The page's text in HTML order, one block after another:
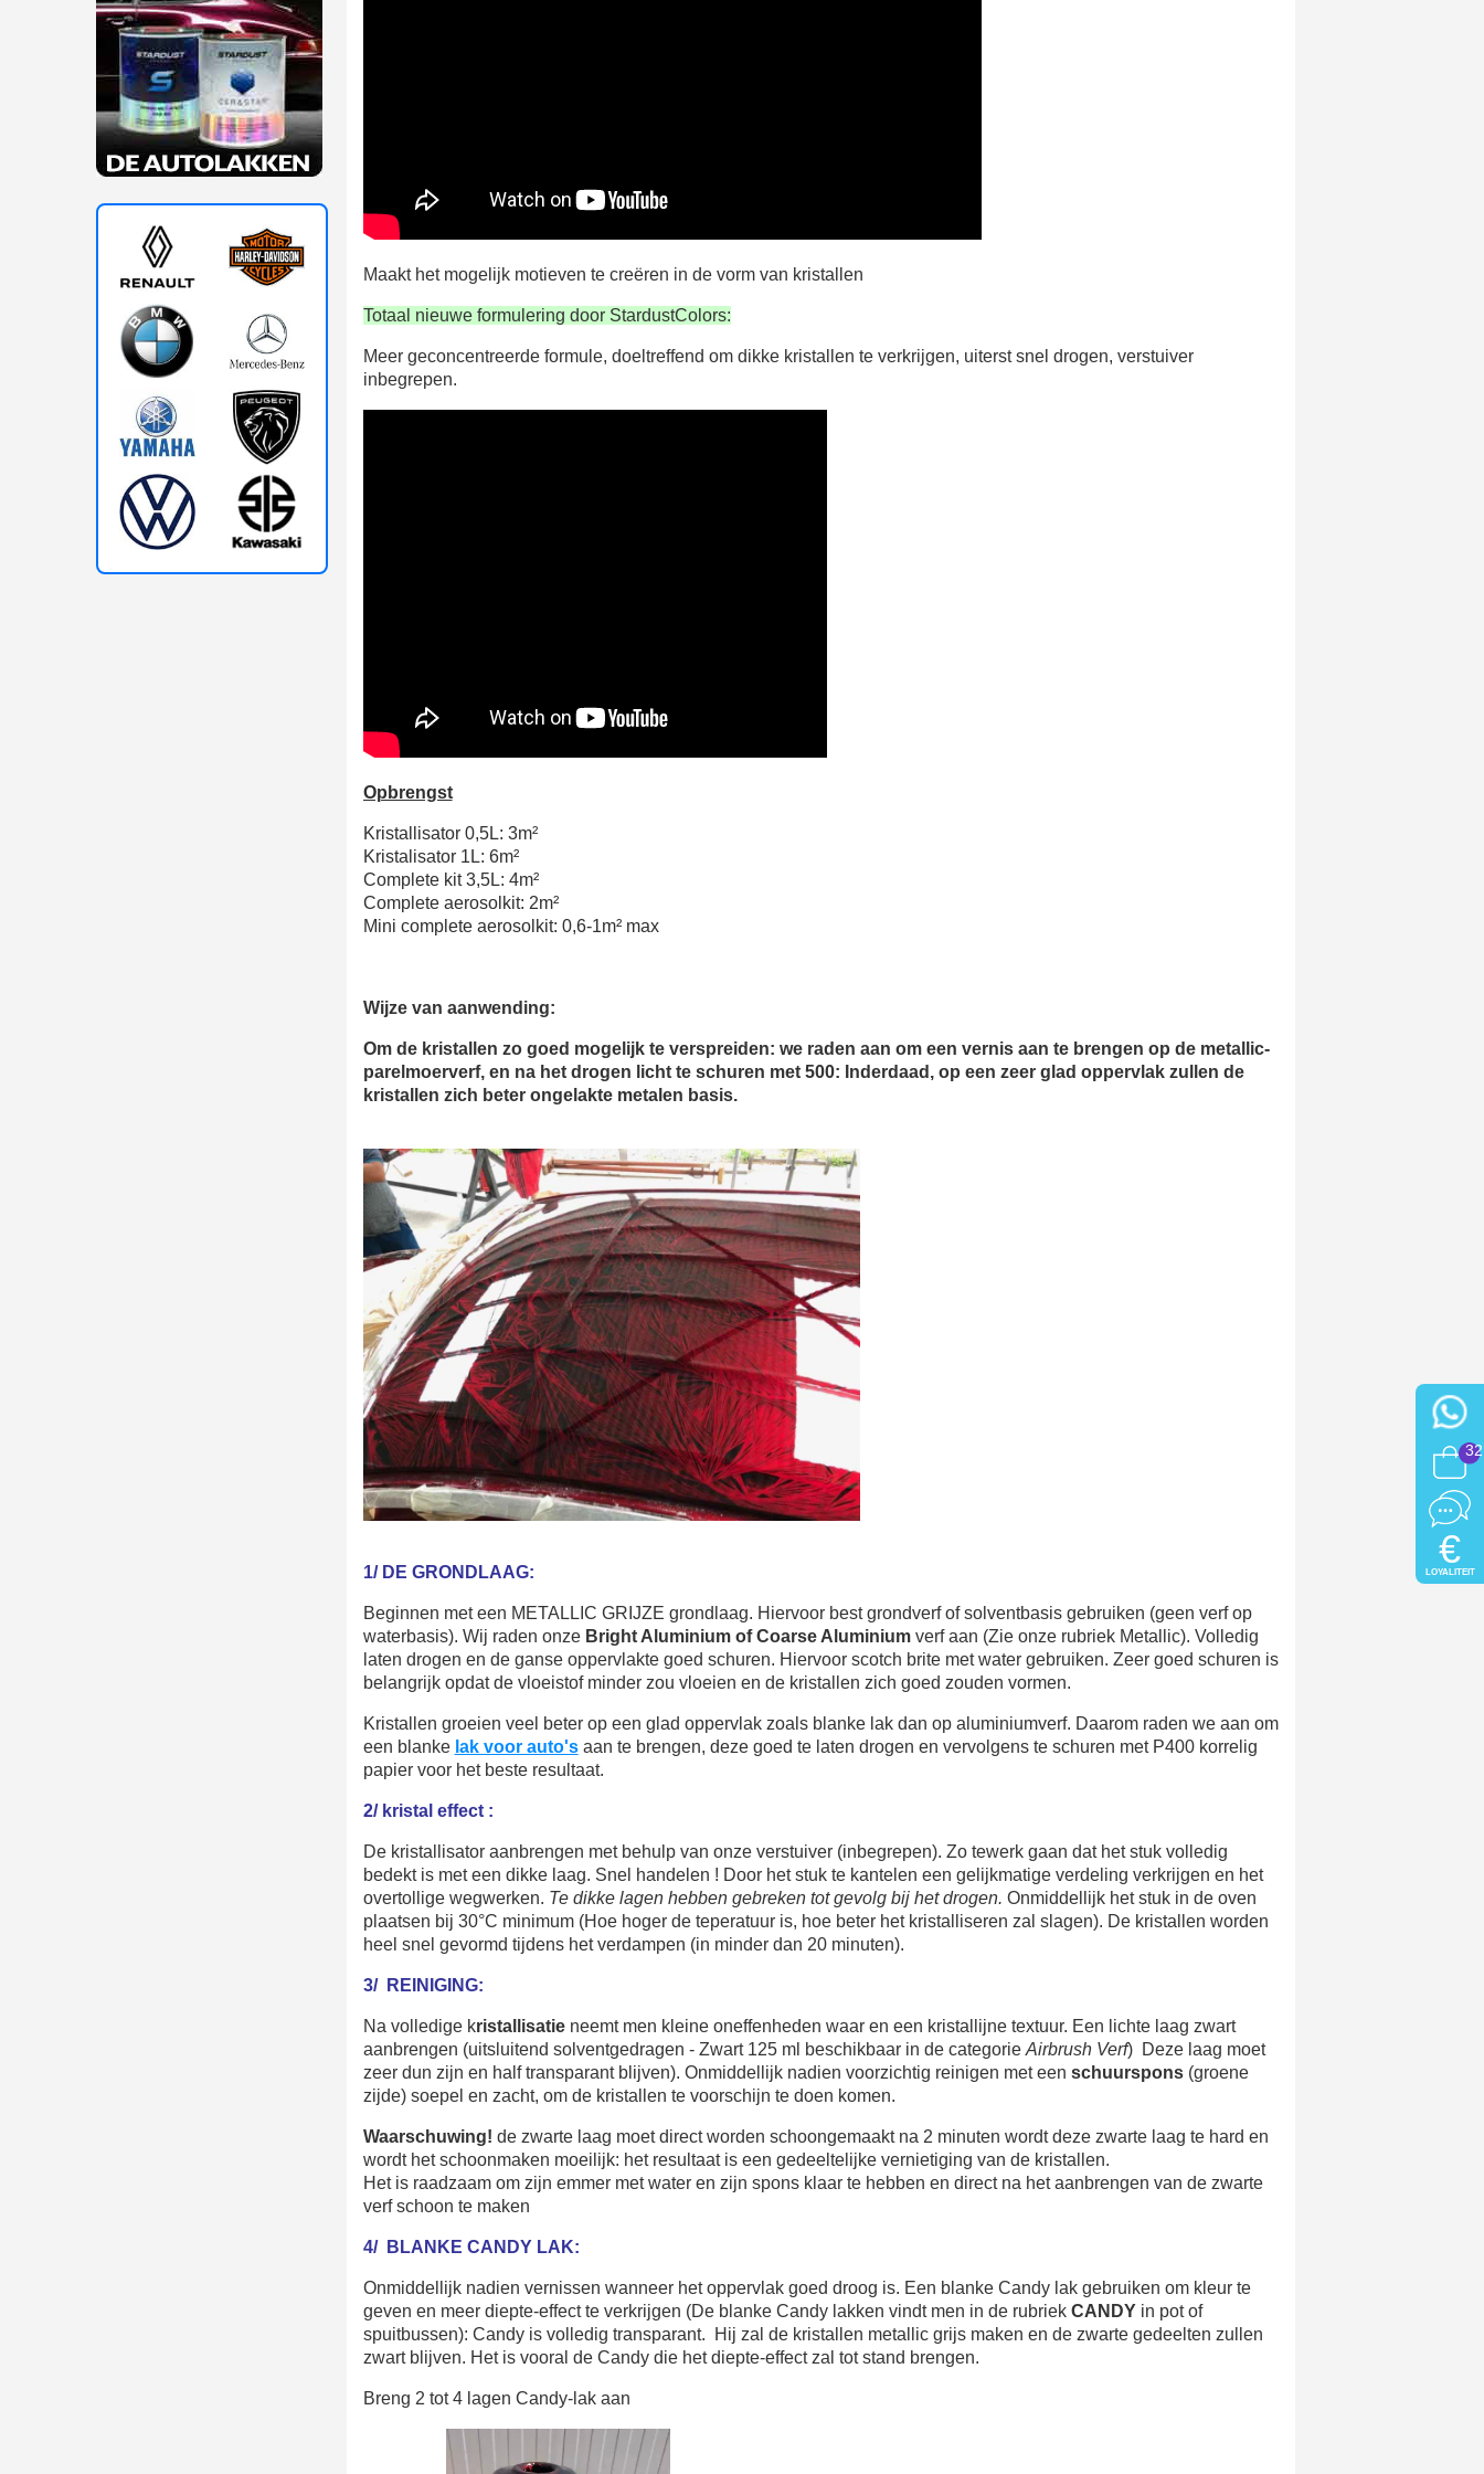
Maakt het mogelijk motieven te creëren in de vorm van kristallen
Totaal nieuwe formulering door StardustColors:
Meer geconcentreerde formule, doeltreffend om dikke kristallen te verkrijgen, uiterst snel drogen, verstuiver
inbegrepen.
Opbrengst
Kristallisator 0,5L: 3m²
Kristalisator 1L: 6m²
Complete kit 3,5L: 4m²
Complete aerosolkit: 2m²
Mini complete aerosolkit: 0,6-1m² max
Wijze van aanwending:
Om de kristallen zo goed mogelijk te verspreiden: we raden aan om een ​​vernis aan te brengen op de metallic-
parelmoerverf, en na het drogen licht te schuren met 500: Inderdaad, op een zeer glad oppervlak zullen de
kristallen zich beter ongelakte metalen basis.
1/ DE GRONDLAAG:
Beginnen met een METALLIC GRIJZE grondlaag. Hiervoor best grondverf of solventbasis gebruiken (geen verf op
waterbasis). Wij raden onze Bright Aluminium of Coarse Aluminium verf aan (Zie onze rubriek Metallic). Volledig
laten drogen en de ganse oppervlakte goed schuren. Hiervoor scotch brite met water gebruiken. Zeer goed schuren is
belangrijk opdat de vloeistof minder zou vloeien en de kristallen zich goed zouden vormen.
Kristallen groeien veel beter op een glad oppervlak zoals blanke lak dan op aluminiumverf. Daarom raden we aan om
een ​​blanke lak voor auto'saan te brengen, deze goed te laten drogen en vervolgens te schuren met P400 korrelig
papier voor het beste resultaat.
2/ kristal effect :
De kristallisator aanbrengen met behulp van onze verstuiver (inbegrepen). Zo tewerk gaan dat het stuk volledig
bedekt is met een dikke laag. Snel handelen ! Door het stuk te kantelen een gelijkmatige verdeling verkrijgen en het
overtollige wegwerken. Te dikke lagen hebben gebreken tot gevolg bij het drogen. Onmiddellijk het stuk in de oven
plaatsen bij 30°C minimum (Hoe hoger de teperatuur is, hoe beter het kristalliseren zal slagen). De kristallen worden
heel snel gevormd tijdens het verdampen (in minder dan 20 minuten).
3/ REINIGING:
Na volledige kristallisatieneemt men kleine oneffenheden waar en een kristallijne textuur. Een lichte laag zwart
aanbrengen (uitsluitend solventgedragen - Zwart 125 ml beschikbaar in de categorie Airbrush Verf) Deze laag moet
zeer dun zijn en half transparant blijven). Onmiddellijk nadien voorzichtig reinigen met een schuurspons(groene
zijde) soepel en zacht, om de kristallen te voorschijn te doen komen.
Waarschuwing! de zwarte laag moet direct worden schoongemaakt na 2 minuten wordt deze zwarte laag te hard en
wordt het schoonmaken moeilijk: het resultaat is een gedeeltelijke vernietiging van de kristallen.
Het is raadzaam om zijn emmer met water en zijn spons klaar te hebben en direct na het aanbrengen van de zwarte
verf schoon te maken
4/ BLANKE CANDY LAK:
Onmiddellijk nadien vernissen wanneer het oppervlak goed droog is. Een blanke Candy lak gebruiken om kleur te
geven en meer diepte-effect te verkrijgen (De blanke Candy lakken vindt men in de rubriek CANDYin pot of
spuitbussen): Candy is volledig transparant. Hij zal de kristallen metallic grijs maken en de zwarte gedeelten zullen
zwart blijven. Het is vooral de Candy die het diepte-effect zal tot stand brengen.
Breng 2 tot 4 lagen Candy-lak aan
32
€
LOYALITEIT